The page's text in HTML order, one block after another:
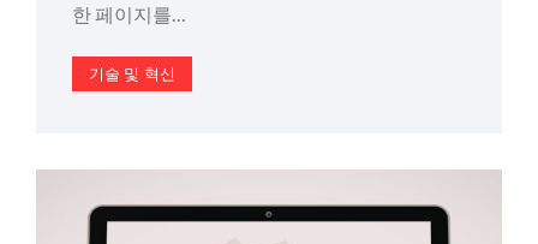
한 페이지를…
기술 및 혁신